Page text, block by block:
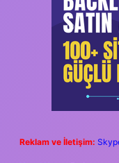
Reklam ve İletişim: